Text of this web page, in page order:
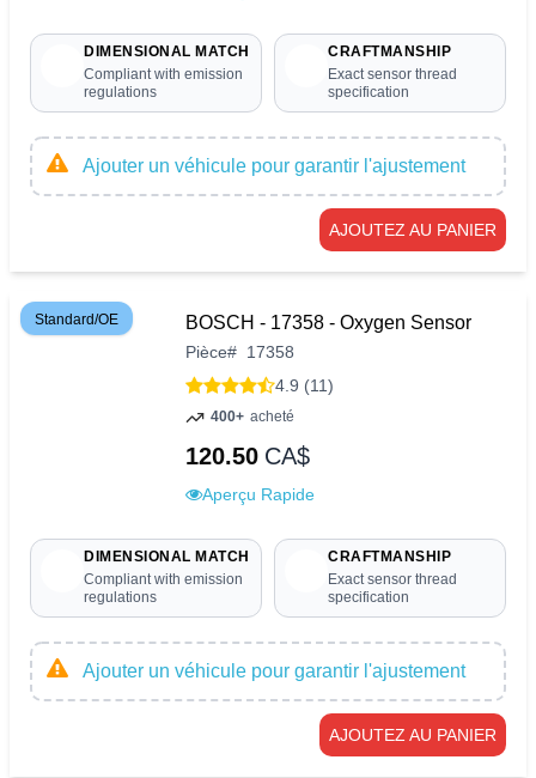
DIMENSIONAL MATCH
Compliant with emission
regulations
CRAFTMANSHIP
Exact sensor thread
specification
Ajouter un véhicule pour garantir l'ajustement
AJOUTEZ AU PANIER
Standard/OE BOSCH - 17358 - Oxygen Sensor
Pièce# 17358
4.9 (11)
400+ acheté
120.50 CA$
Aperçu Rapide
DIMENSIONAL MATCH
Compliant with emission
regulations
CRAFTMANSHIP
Exact sensor thread
specification
Ajouter un véhicule pour garantir l'ajustement
AJOUTEZ AU PANIER